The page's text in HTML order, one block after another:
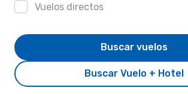
Vuelos directos
Buscar Vuelo + Hotel
Buscar vuelos